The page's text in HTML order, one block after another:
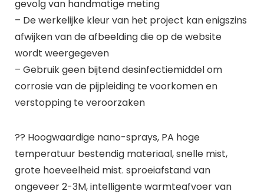
gevolg van handmatige meting
– De werkelijke kleur van het project kan enigszins
afwijken van de afbeelding die op de website
wordt weergegeven
– Gebruik geen bijtend desinfectiemiddel om
corrosie van de pijpleiding te voorkomen en
verstopping te veroorzaken
?? Hoogwaardige nano-sprays, PA hoge
temperatuur bestendig materiaal, snelle mist,
grote hoeveelheid mist. sproeiafstand van
ongeveer 2-3M, intelligente warmteafvoer van